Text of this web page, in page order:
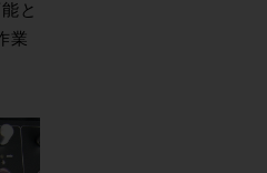
と
業